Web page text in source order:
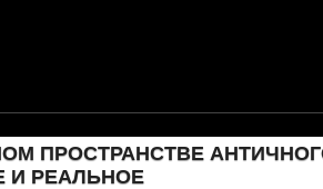
ПРОСТРАНСТВЕ
И РЕАЛЬНОЕ